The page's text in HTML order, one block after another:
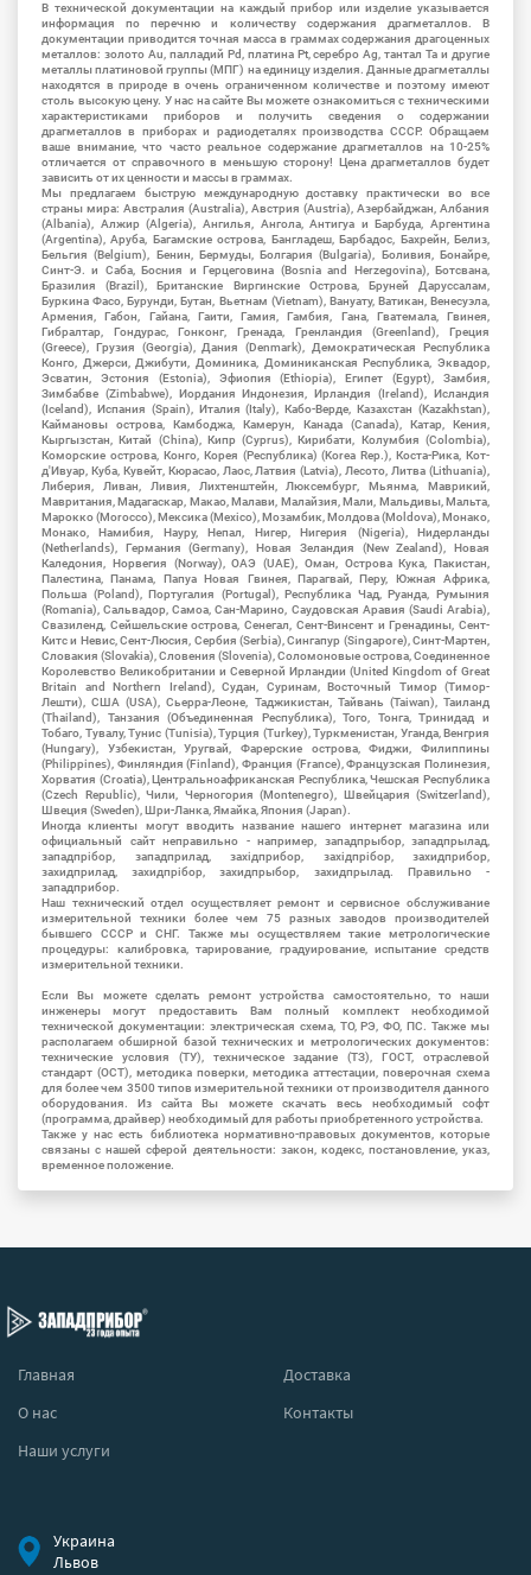
В технической документации на каждый прибор или изделие указывается
информация по перечню и количеству содержания драгметаллов. В
документации приводится точная масса в граммах содержания драгоценных
металлов: золото Au, палладий Pd, платина Pt, серебро Ag, тантал Ta и другие
металлы платиновой группы (МПГ) на единицу изделия. Данные драгметаллы
находятся в природе в очень ограниченном количестве и поэтому имеют
столь высокую цену. У нас на сайте Вы можете ознакомиться с техническими
характеристиками приборов и получить сведения о содержании
драгметаллов в приборах и радиодеталях производства СССР. Обращаем
ваше внимание, что часто реальное содержание драгметаллов на 10-25%
отличается от справочного в меньшую сторону! Цена драгметаллов будет
зависить от их ценности и массы в граммах.
Мы предлагаем быструю международную доставку практически во все
страны мира: Австралия (Australia), Австрия (Austria), Азербайджан, Албания
(Albania), Алжир (Algeria), Ангилья, Ангола, Антигуа и Барбуда, Аргентина
(Argentina), Аруба, Багамские острова, Бангладеш, Барбадос, Бахрейн, Белиз,
Бельгия (Belgium), Бенин, Бермуды, Болгария (Bulgaria), Боливия, Бонайре,
Синт-Э. и Саба, Босния и Герцеговина (Bosnia and Herzegovina), Ботсвана,
Бразилия (Brazil), Британские Виргинские Острова, Бруней Даруссалам,
Буркина Фасо, Бурунди, Бутан, Вьетнам (Vietnam), Вануату, Ватикан, Венесуэла,
Армения, Габон, Гайана, Гаити, Гамия, Гамбия, Гана, Гватемала, Гвинея,
Гибралтар, Гондурас, Гонконг, Гренада, Гренландия (Greenland), Греция
(Greece), Грузия (Georgia), Дания (Denmark), Демократическая Республика
Конго, Джерси, Джибути, Доминика, Доминиканская Республика, Эквадор,
Эсватин, Эстония (Estonia), Эфиопия (Ethiopia), Египет (Egypt), Замбия,
Зимбабве (Zimbabwe), Иордания Индонезия, Ирландия (Ireland), Исландия
(Iceland), Испания (Spain), Италия (Italy), Кабо-Верде, Казахстан (Kazakhstan),
Каймановы острова, Камбоджа, Камерун, Канада (Canada), Катар, Кения,
Кыргызстан, Китай (China), Кипр (Cyprus), Кирибати, Колумбия (Colombia),
Коморские острова, Конго, Корея (Республика) (Korea Rep.), Коста-Рика, Кот-
д'Ивуар, Куба, Кувейт, Кюрасао, Лаос, Латвия (Latvia), Лесото, Литва (Lithuania),
Либерия, Ливан, Ливия, Лихтенштейн, Люксембург, Мьянма, Маврикий,
Мавритания, Мадагаскар, Макао, Малави, Малайзия, Мали, Мальдивы, Мальта,
Марокко (Morocco), Мексика (Mexico), Мозамбик, Молдова (Moldova), Монако,
Монако, Намибия, Науру, Непал, Нигер, Нигерия (Nigeria), Нидерланды
(Netherlands), Германия (Germany), Новая Зеландия (New Zealand), Новая
Каледония, Норвегия (Norway), ОАЭ (UAE), Оман, Острова Кука, Пакистан,
Палестина, Панама, Папуа Новая Гвинея, Парагвай, Перу, Южная Африка,
Польша (Poland), Португалия (Portugal), Республика Чад, Руанда, Румыния
(Romania), Сальвадор, Самоа, Сан-Марино, Саудовская Аравия (Saudi Arabia),
Свазиленд, Сейшельские острова, Сенегал, Сент-Винсент и Гренадины, Сент-
Китс и Невис, Сент-Люсия, Сербия (Serbia), Сингапур (Singapore), Синт-Мартен,
Словакия (Slovakia), Словения (Slovenia), Соломоновые острова, Соединенное
Королевство Великобритании и Северной Ирландии (United Kingdom of Great
Britain and Northern Ireland), Судан, Суринам, Восточный Тимор (Тимор-
Лешти), США (USA), Сьерра-Леоне, Таджикистан, Тайвань (Taiwan), Таиланд
(Thailand), Танзания (Объединенная Республика), Того, Тонга, Тринидад и
Тобаго, Тувалу, Тунис (Tunisia), Турция (Turkey), Туркменистан, Уганда, Венгрия
(Hungary), Узбекистан, Уругвай, Фарерские острова, Фиджи, Филиппины
(Philippines), Финляндия (Finland), Франция (France), Французская Полинезия,
Хорватия (Croatia), Центральноафриканская Республика, Чешская Республика
(Czech Republic), Чили, Черногория (Montenegro), Швейцария (Switzerland),
Швеция (Sweden), Шри-Ланка, Ямайка, Япония (Japan).
Иногда клиенты могут вводить название нашего интернет магазина или
официальный сайт неправильно - например, западпрыбор, западпрылад,
западпрібор, западприлад, західприбор, західпрібор, захидприбор,
захидприлад, захидпрібор, захидпрыбор, захидпрылад. Правильно -
западприбор.
Наш технический отдел осуществляет ремонт и сервисное обслуживание
измерительной техники более чем 75 разных заводов производителей
бывшего СССР и СНГ. Также мы осуществляем такие метрологические
процедуры: калибровка, тарирование, градуирование, испытание средств
измерительной техники.
Если Вы можете сделать ремонт устройства самостоятельно, то наши
инженеры могут предоставить Вам полный комплект необходимой
технической документации: электрическая схема, ТО, РЭ, ФО, ПС. Также мы
располагаем обширной базой технических и метрологических документов:
технические условия (ТУ), техническое задание (ТЗ), ГОСТ, отраслевой
стандарт (ОСТ), методика поверки, методика аттестации, поверочная схема
для более чем 3500 типов измерительной техники от производителя данного
оборудования. Из сайта Вы можете скачать весь необходимый софт
(программа, драйвер) необходимый для работы приобретенного устройства.
Также у нас есть библиотека нормативно-правовых документов, которые
связаны с нашей сферой деятельности: закон, кодекс, постановление, указ,
временное положение.
Главная
Доставка
О нас
Контакты
Наши услуги
Украина
Львов